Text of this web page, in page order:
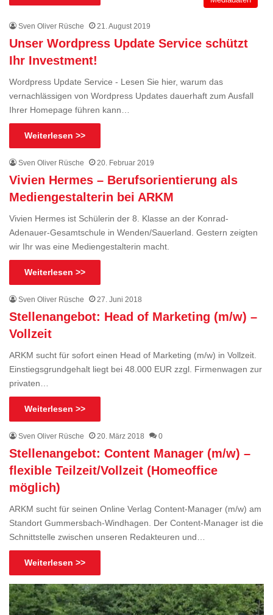
Sven Oliver Rüsche 21. August 2019
Unser Wordpress Update Service schützt
Ihr Investment!
Wordpress Update Service - Lesen Sie hier, warum das
vernachlässigen von Wordpress Updates dauerhaft zum Ausfall
Ihrer Homepage führen kann…
Weiterlesen >>
Sven Oliver Rüsche 20. Februar 2019
Vivien Hermes – Berufsorientierung als
Mediengestalterin bei ARKM
Vivien Hermes ist Schülerin der 8. Klasse an der Konrad-
Adenauer-Gesamtschule in Wenden/Sauerland. Gestern zeigten
wir Ihr was eine Mediengestalterin macht.
Weiterlesen >>
Sven Oliver Rüsche 27. Juni 2018
Stellenangebot: Head of Marketing (m/w) –
Vollzeit
ARKM sucht für sofort einen Head of Marketing (m/w) in Vollzeit.
Einstiegsgrundgehalt liegt bei 48.000 EUR zzgl. Firmenwagen zur
privaten…
Weiterlesen >>
Sven Oliver Rüsche 20. März 2018 0
Stellenangebot: Content Manager (m/w) –
flexible Teilzeit/Vollzeit (Homeoffice
möglich)
ARKM sucht für seinen Online Verlag Content-Manager (m/w) am
Standort Gummersbach-Windhagen. Der Content-Manager ist die
Schnittstelle zwischen unseren Redakteuren und…
Weiterlesen >>